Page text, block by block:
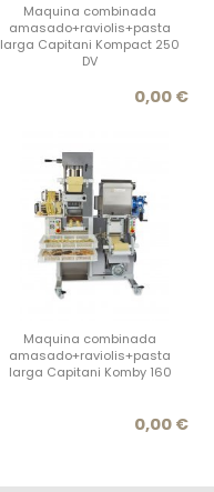
Maquina combinada
amasado+raviolis+pasta
larga Capitani Kompact 250
DV
0,00 €
Maquina combinada
amasado+raviolis+pasta
larga Capitani Komby 160
0,00 €